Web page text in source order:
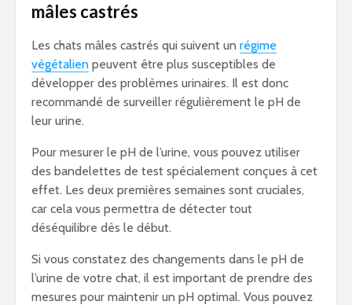
mâles castrés
Les chats mâles castrés qui suivent un régime
végétalien peuvent être plus susceptibles de
développer des problèmes urinaires. Il est donc
recommandé de surveiller régulièrement le pH de
leur urine.
Pour mesurer le pH de l’urine, vous pouvez utiliser
des bandelettes de test spécialement conçues à cet
effet. Les deux premières semaines sont cruciales,
car cela vous permettra de détecter tout
déséquilibre dès le début.
Si vous constatez des changements dans le pH de
l’urine de votre chat, il est important de prendre des
mesures pour maintenir un pH optimal. Vous pouvez